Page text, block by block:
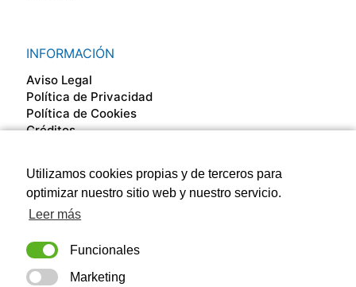
Utilizamos cookies propias y de terceros para
optimizar nuestro sitio web y nuestro servicio.
Leer más
Funcionales
Marketing
INFORMACIÓN
Aviso Legal
Política de Privacidad
Política de Cookies
Créditos
SÍGUENOS EN